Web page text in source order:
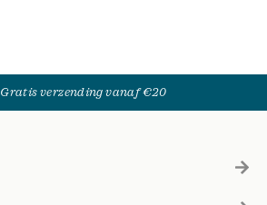
Gratis verzending vanaf €20